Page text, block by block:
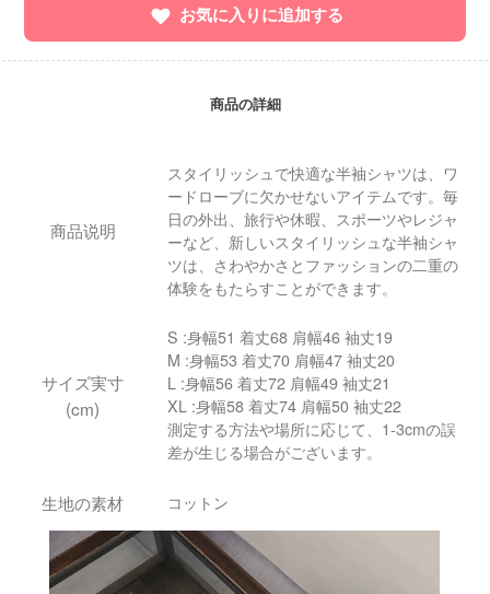
お気に入りに追加する
商品の詳細
商品说明
スタイリッシュで快適な半袖シャツは、ワ
ードローブに欠かせないアイテムです。毎
日の外出、旅行や休暇、スポーツやレジャ
ーなど、新しいスタイリッシュな半袖シャ
ツは、さわやかさとファッションの二重の
体験をもたらすことができます。
サイズ実寸
(cm)
S :身幅51 着丈68 肩幅46 袖丈19
M :身幅53 着丈70 肩幅47 袖丈20
L :身幅56 着丈72 肩幅49 袖丈21
XL :身幅58 着丈74 肩幅50 袖丈22
測定する方法や場所に応じて、1-3cmの誤
差が生じる場合がございます。
生地の素材 コットン